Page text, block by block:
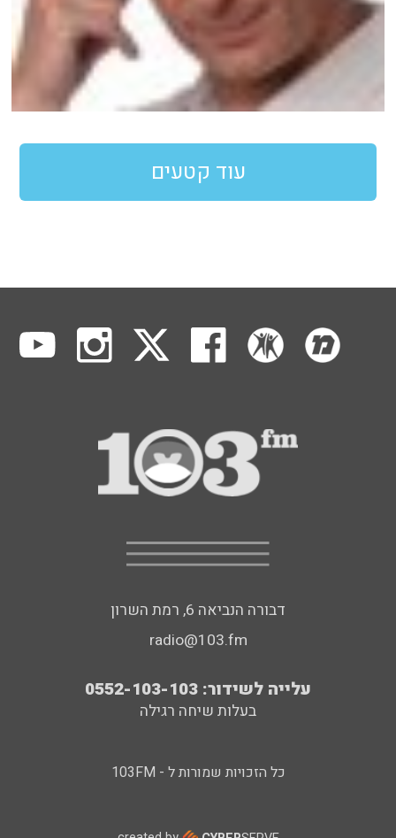
עוד קטעים
דבורה הנביאה 6, רמת השרון
radio@103.fm
עלייה לשידור: 0552-103-103
בעלות שיחה רגילה
כל הזכויות שמורות ל - 103FM